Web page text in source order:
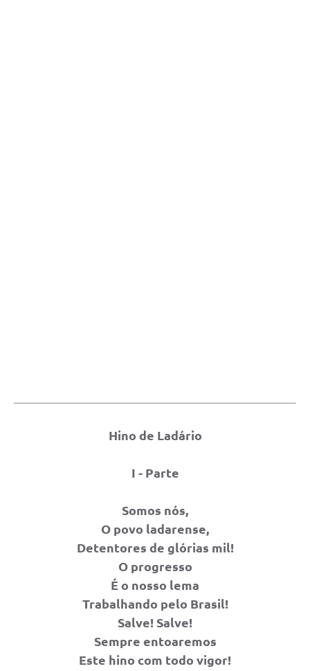
Hino de Ladário
I - Parte
Somos nós,
O povo ladarense,
Detentores de glórias mil!
O progresso
É o nosso lema
Trabalhando pelo Brasil!
Salve! Salve!
Sempre entoaremos
Este hino com todo vigor!